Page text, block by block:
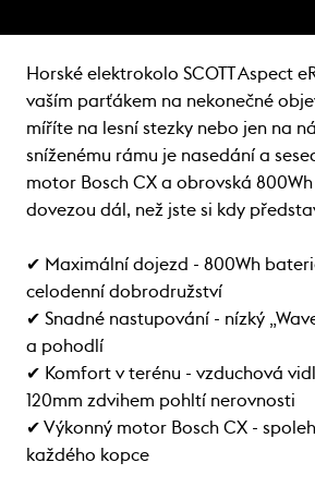
Horské elektrokolo SCOTT Aspect
vaším parťákem na nekonečné
míříte na lesní stezky nebo jen na
sníženému rámu je nasedání a
motor Bosch CX a obrovská
dovezou dál, než jste si kdy
✔ Maximální dojezd - 800Wh
celodenní dobrodružství
✔ Snadné nastupování - nízký
a pohodlí
✔ Komfort v terénu - vzduchová
120mm zdvihem pohltí nerovnosti
✔ Výkonný motor Bosch CX -
každého kopce